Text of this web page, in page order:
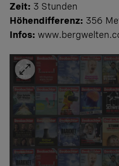
Zeit: 3 Stunden
Höhendifferenz: 356
Infos: